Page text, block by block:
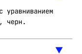
уравниванием
черн.